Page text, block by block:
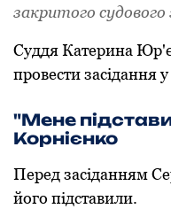
закритого судового
Суддя Катерина
провести засідання
"Мене
Корнієнко
Перед засіданням
його підставили.